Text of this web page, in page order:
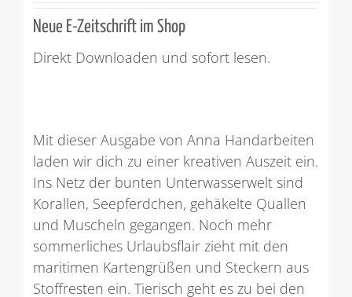
Neue E-Zeitschrift im Shop
Direkt Downloaden und sofort lesen.
Mit dieser Ausgabe von Anna Handarbeiten
laden wir dich zu einer kreativen Auszeit ein.
Ins Netz der bunten Unterwasserwelt sind
Korallen, Seepferdchen, gehäkelte Quallen
und Muscheln gegangen. Noch mehr
sommerliches Urlaubsflair zieht mit den
maritimen Kartengrüßen und Steckern aus
Stoffresten ein. Tierisch geht es zu bei den